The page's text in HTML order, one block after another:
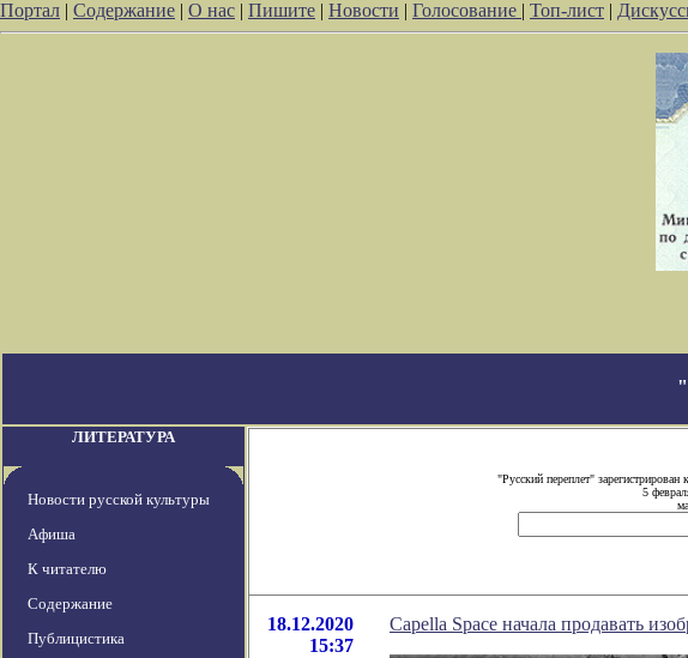
Портал | Содержание | О нас | Пишите | Новости | Голосование | Топ-лист |
ЛИТЕРАТУРА
Новости русской культуры
Афиша
К читателю
Содержание
Публицистика
"Русский переплет"
5
18.12.2020
15:37
Capella Space начала продавать